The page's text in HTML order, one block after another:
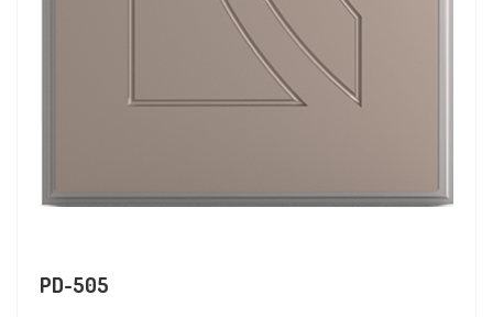
PD-505